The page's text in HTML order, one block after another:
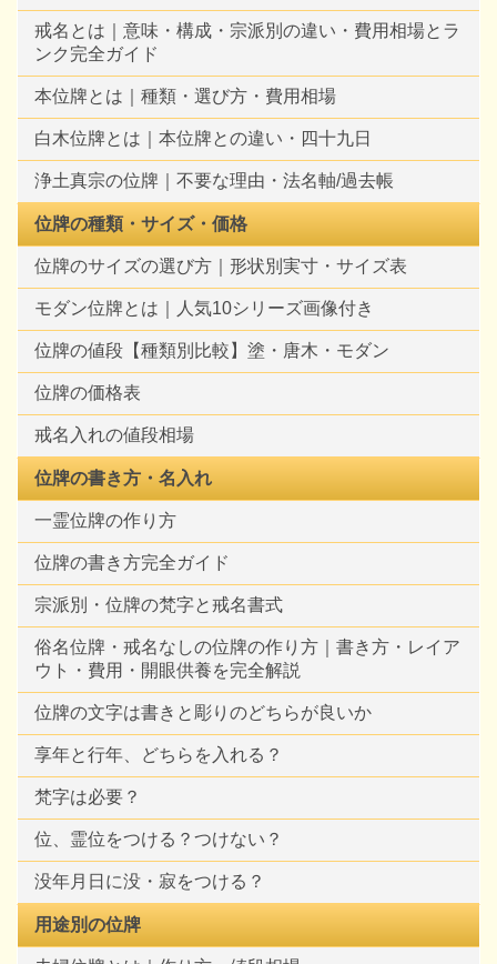
戒名とは｜意味・構成・宗派別の違い・費用相場とラ
ンク完全ガイド
本位牌とは｜種類・選び方・費用相場
白木位牌とは｜本位牌との違い・四十九日
浄土真宗の位牌｜不要な理由・法名軸/過去帳
位牌の種類・サイズ・価格
位牌のサイズの選び方｜形状別実寸・サイズ表
モダン位牌とは｜人気10シリーズ画像付き
位牌の値段【種類別比較】塗・唐木・モダン
位牌の価格表
戒名入れの値段相場
位牌の書き方・名入れ
一霊位牌の作り方
位牌の書き方完全ガイド
宗派別・位牌の梵字と戒名書式
俗名位牌・戒名なしの位牌の作り方｜書き方・レイア
ウト・費用・開眼供養を完全解説
位牌の文字は書きと彫りのどちらが良いか
享年と行年、どちらを入れる？
梵字は必要？
位、霊位をつける？つけない？
没年月日に没・寂をつける？
用途別の位牌